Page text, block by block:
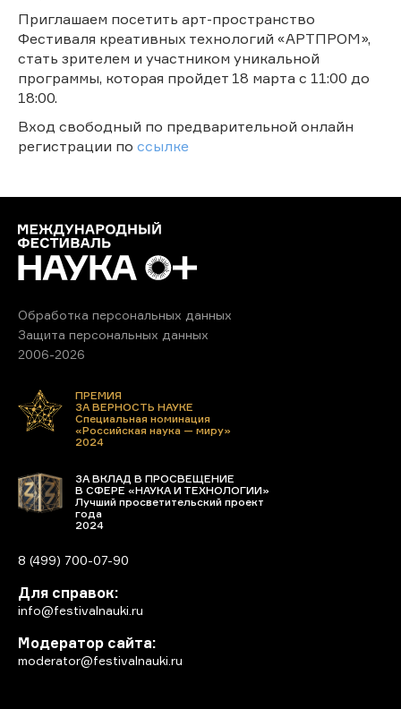
Приглашаем посетить арт-пространство
Фестиваля креативных технологий «АРТПРОМ»,
стать зрителем и участником уникальной
программы, которая пройдет 18 марта с 11:00 до
18:00.
Вход свободный по предварительной онлайн
регистрации по ссылке
Обработка персональных данных
Защита персональных данных
2006-2026
ПРЕМИЯ
ЗА ВЕРНОСТЬ НАУКЕ
Специальная номинация
«Российская наука — миру»
2024
ЗА ВКЛАД В ПРОСВЕЩЕНИЕ
В СФЕРЕ «НАУКА И ТЕХНОЛОГИИ»
Лучший просветительский проект
года
2024
8 (499) 700-07-90
Для справок:
info@festivalnauki.ru
Модератор сайта:
moderator@festivalnauki.ru